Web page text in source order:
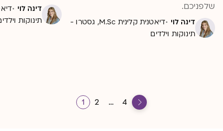
שלפניכם.
דינה לוי ·
דיאטנית קלינית M.Sc, גסטרו -
תינוקות וילדים
דינה לוי ·
תינוקות
1 2 … 4